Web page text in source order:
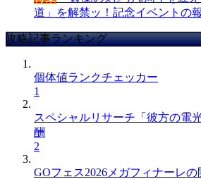
道」を解禁ッ！記念イベントの
攻略記事ランキング
個体値ランクチェッカー
1
スペシャルリサーチ「彼方の電
酬
2
GOフェス2026メガフィナーレ